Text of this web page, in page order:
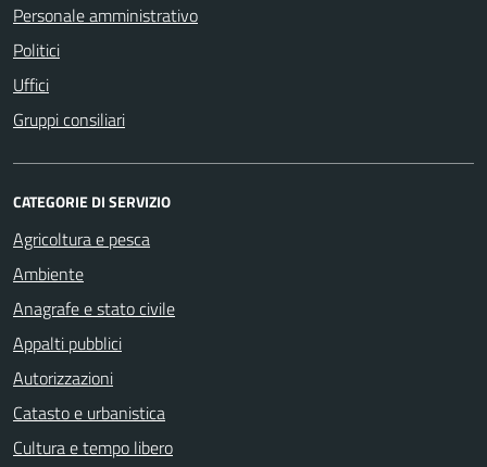
Personale amministrativo
Politici
Uffici
Gruppi consiliari
CATEGORIE DI SERVIZIO
Agricoltura e pesca
Ambiente
Anagrafe e stato civile
Appalti pubblici
Autorizzazioni
Catasto e urbanistica
Cultura e tempo libero